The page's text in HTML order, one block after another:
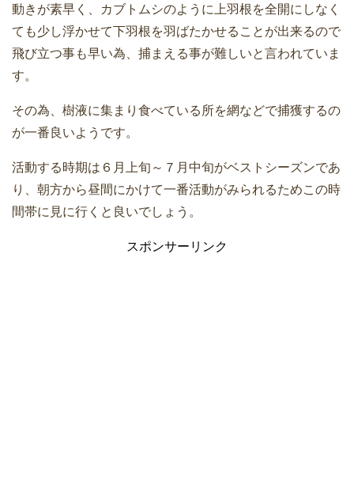
動きが素早く、カブトムシのように上羽根を全開にしなく
ても少し浮かせて下羽根を羽ばたかせることが出来るので
飛び立つ事も早い為、捕まえる事が難しいと言われていま
す。
その為、樹液に集まり食べている所を網などで捕獲するの
が一番良いようです。
活動する時期は６月上旬～７月中旬がベストシーズンであ
り、朝方から昼間にかけて一番活動がみられるためこの時
間帯に見に行くと良いでしょう。
スポンサーリンク